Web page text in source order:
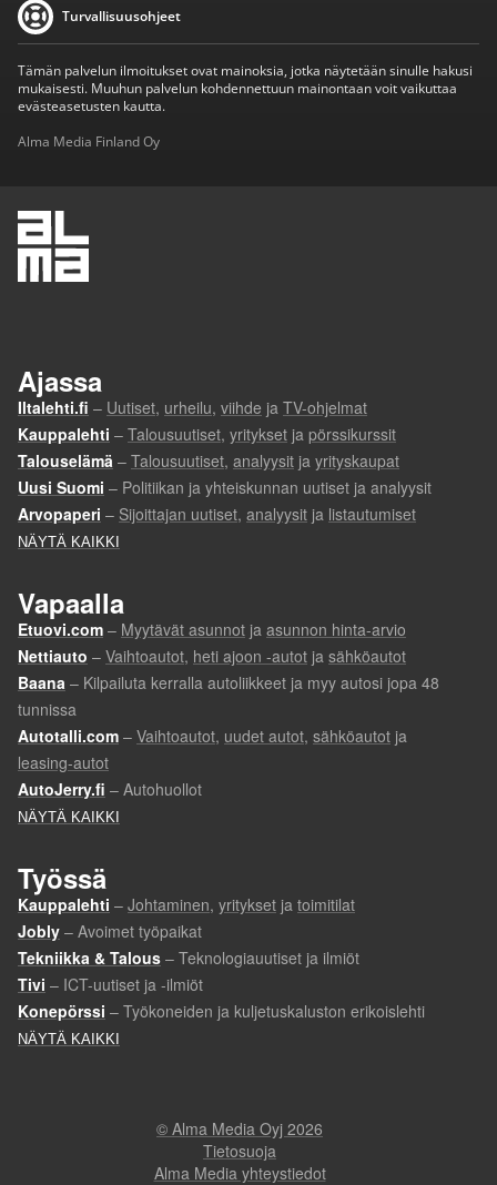
Turvallisuusohjeet
Tämän palvelun ilmoitukset ovat mainoksia, jotka näytetään sinulle hakusi
mukaisesti. Muuhun palvelun kohdennettuun mainontaan voit vaikuttaa
evästeasetusten kautta.
Alma Media Finland Oy